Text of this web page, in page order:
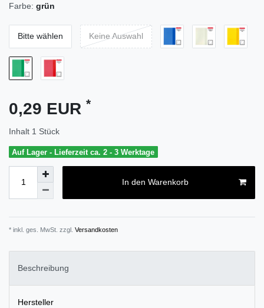
Farbe: grün
Bitte wählen Keine Auswahl
0,29 EUR *
Inhalt 1 Stück
Auf Lager - Lieferzeit ca. 2 - 3 Werktage
In den Warenkorb
* inkl. ges. MwSt. zzgl. Versandkosten
Beschreibung
Hersteller